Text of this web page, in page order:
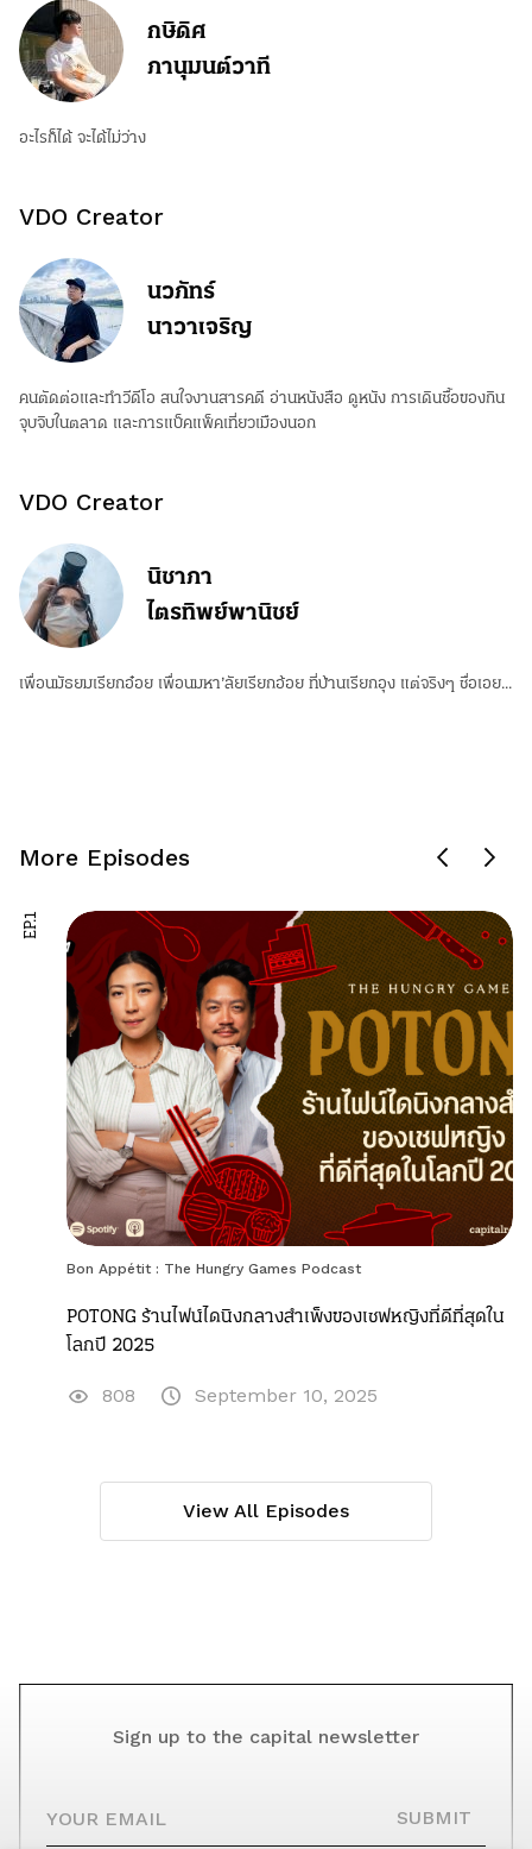
กษิดิศ
ภานุมนต์วาที
อะไรก็ได้ จะได้ไม่ว่าง
VDO Creator
นวภัทร์
นาวาเจริญ
คนตัดต่อและทำวีดีโอ สนใจงานสารคดี อ่านหนังสือ ดูหนัง การเดินซื้อของกิน
จุบจิบในตลาด และการแบ็คแพ็คเที่ยวเมืองนอก
VDO Creator
นิชาภา
ไตรทิพย์พานิชย์
เพื่อนมัธยมเรียกอ๋อย เพื่อนมหา’ลัยเรียกอ้อย ที่บ้านเรียกอุง แต่จริงๆ ชื่อเอย...
More Episodes
Bon Appétit : The Hungry Games Podcast
POTONG ร้านไฟน์ไดนิงกลางสำเพ็งของเชฟหญิงที่ดีที่สุดใน
โลกปี 2025
EP.1
808 September 10, 2025
View All Episodes
Sign up to the capital newsletter
SUBMIT